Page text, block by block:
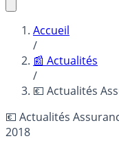
Accueil
/
📰 Actualités
/
💶 Actualités
💶 Actualités
2018